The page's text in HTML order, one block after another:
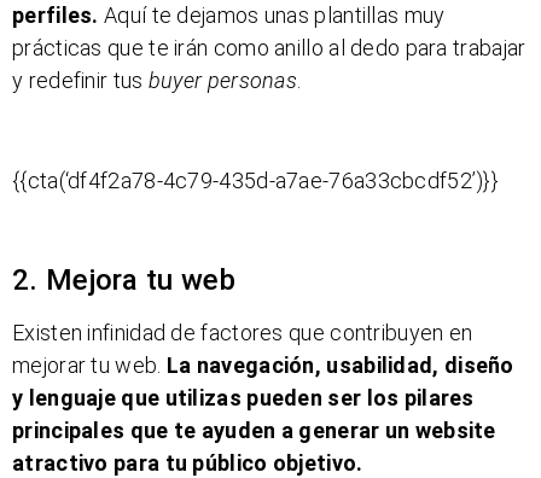
perfiles.Aquí te dejamos unas plantillas muy
prácticas que te irán como anillo al dedo para trabajar
y redefinir tus buyer personas
{{cta(‘df4f2a78-4c79-435d-a7ae-76a33cbcdf52’)}}
2. Mejora tu web
Existen infinidad de factores que contribuyen en
mejorar tu web. La navegación, usabilidad, diseño
y lenguaje que utilizas pueden ser los pilares
principales que te ayuden a generar un website
atractivo para tu público objetivo.